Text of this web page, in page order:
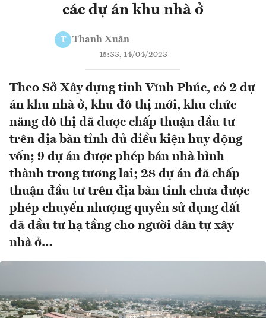
các dự án khu nhà ở
T Thanh Xuân
15:33, 14/04/2023
Theo Sở Xây dựng tỉnh Vĩnh Phúc, có 2 dự
án khu nhà ở, khu đô thị mới, khu chức
năng đô thị đã được chấp thuận đầu tư
trên địa bàn tỉnh đủ điều kiện huy động
vốn; 9 dự án được phép bán nhà hình
thành trong tương lai; 28 dự án đã chấp
thuận đầu tư trên địa bàn tỉnh chưa được
phép chuyển nhượng quyền sử dụng đất
đã đầu tư hạ tầng cho người dân tự xây
nhà ở…